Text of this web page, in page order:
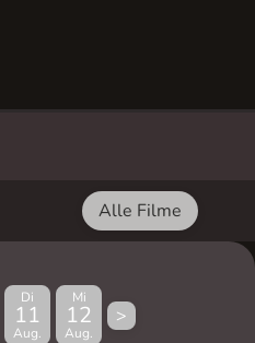
Alle Filme
Di
11
Aug.
Mi
12
Aug.
>